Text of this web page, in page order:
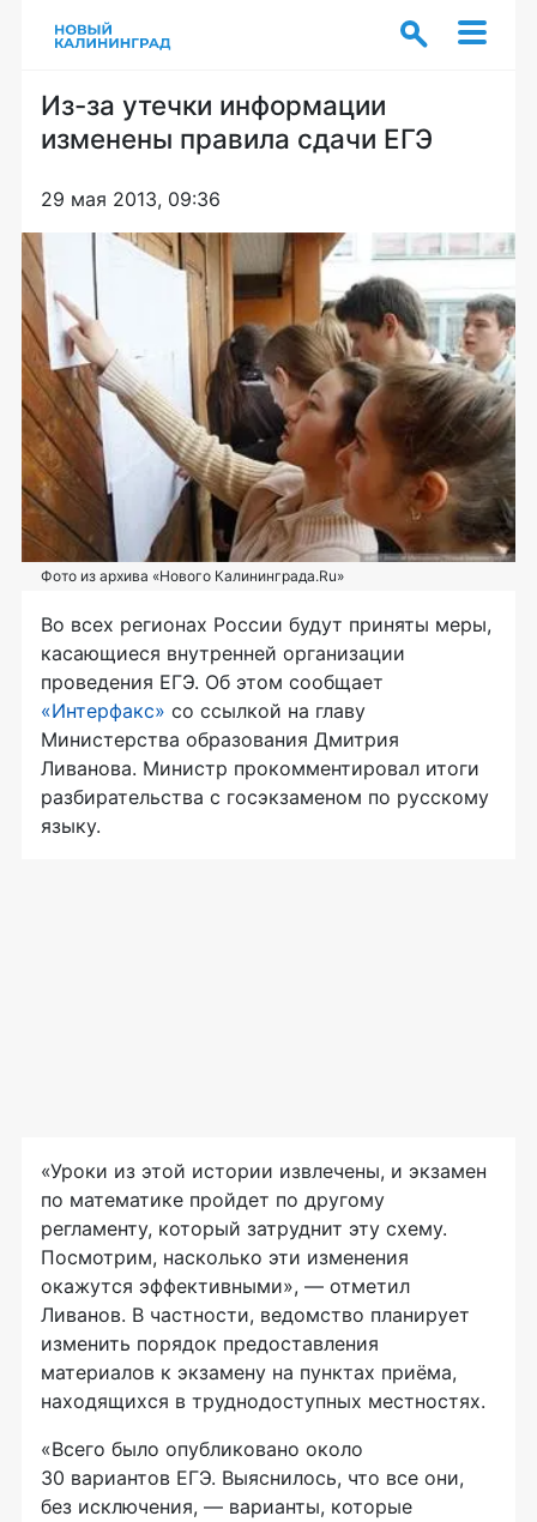
Из-за утечки информации
изменены правила сдачи ЕГЭ
29 мая 2013, 09:36
Фото из архива «Нового Калининграда.Ru»
Во всех регионах России будут приняты меры,
касающиеся внутренней организации
проведения ЕГЭ. Об этом сообщает
«Интерфакс» со ссылкой на главу
Министерства образования Дмитрия
Ливанова. Министр прокомментировал итоги
разбирательства с госэкзаменом по русскому
языку.
«Уроки из этой истории извлечены, и экзамен
по математике пройдет по другому
регламенту, который затруднит эту схему.
Посмотрим, насколько эти изменения
окажутся эффективными», — отметил
Ливанов. В частности, ведомство планирует
изменить порядок предоставления
материалов к экзамену на пунктах приёма,
находящихся в труднодоступных местностях.
«Всего было опубликовано около
30 вариантов ЕГЭ. Выяснилось, что все они,
без исключения, — варианты, которые